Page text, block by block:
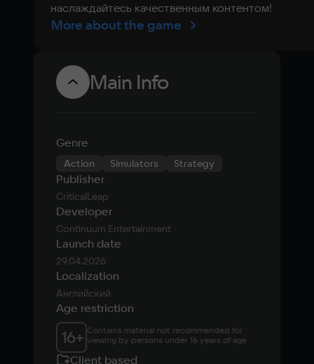
наслаждайтесь качественным контентом!
More about the game
Main Info
Genre
Action Simulators Strategy
Publisher
CriticalLeap
Developer
Continuum Entertainment
Launch date
29.04.2026
Localization
Английский
Age restriction
16+ Contains material not recommended for
viewing by persons under 16 years of age
Client based